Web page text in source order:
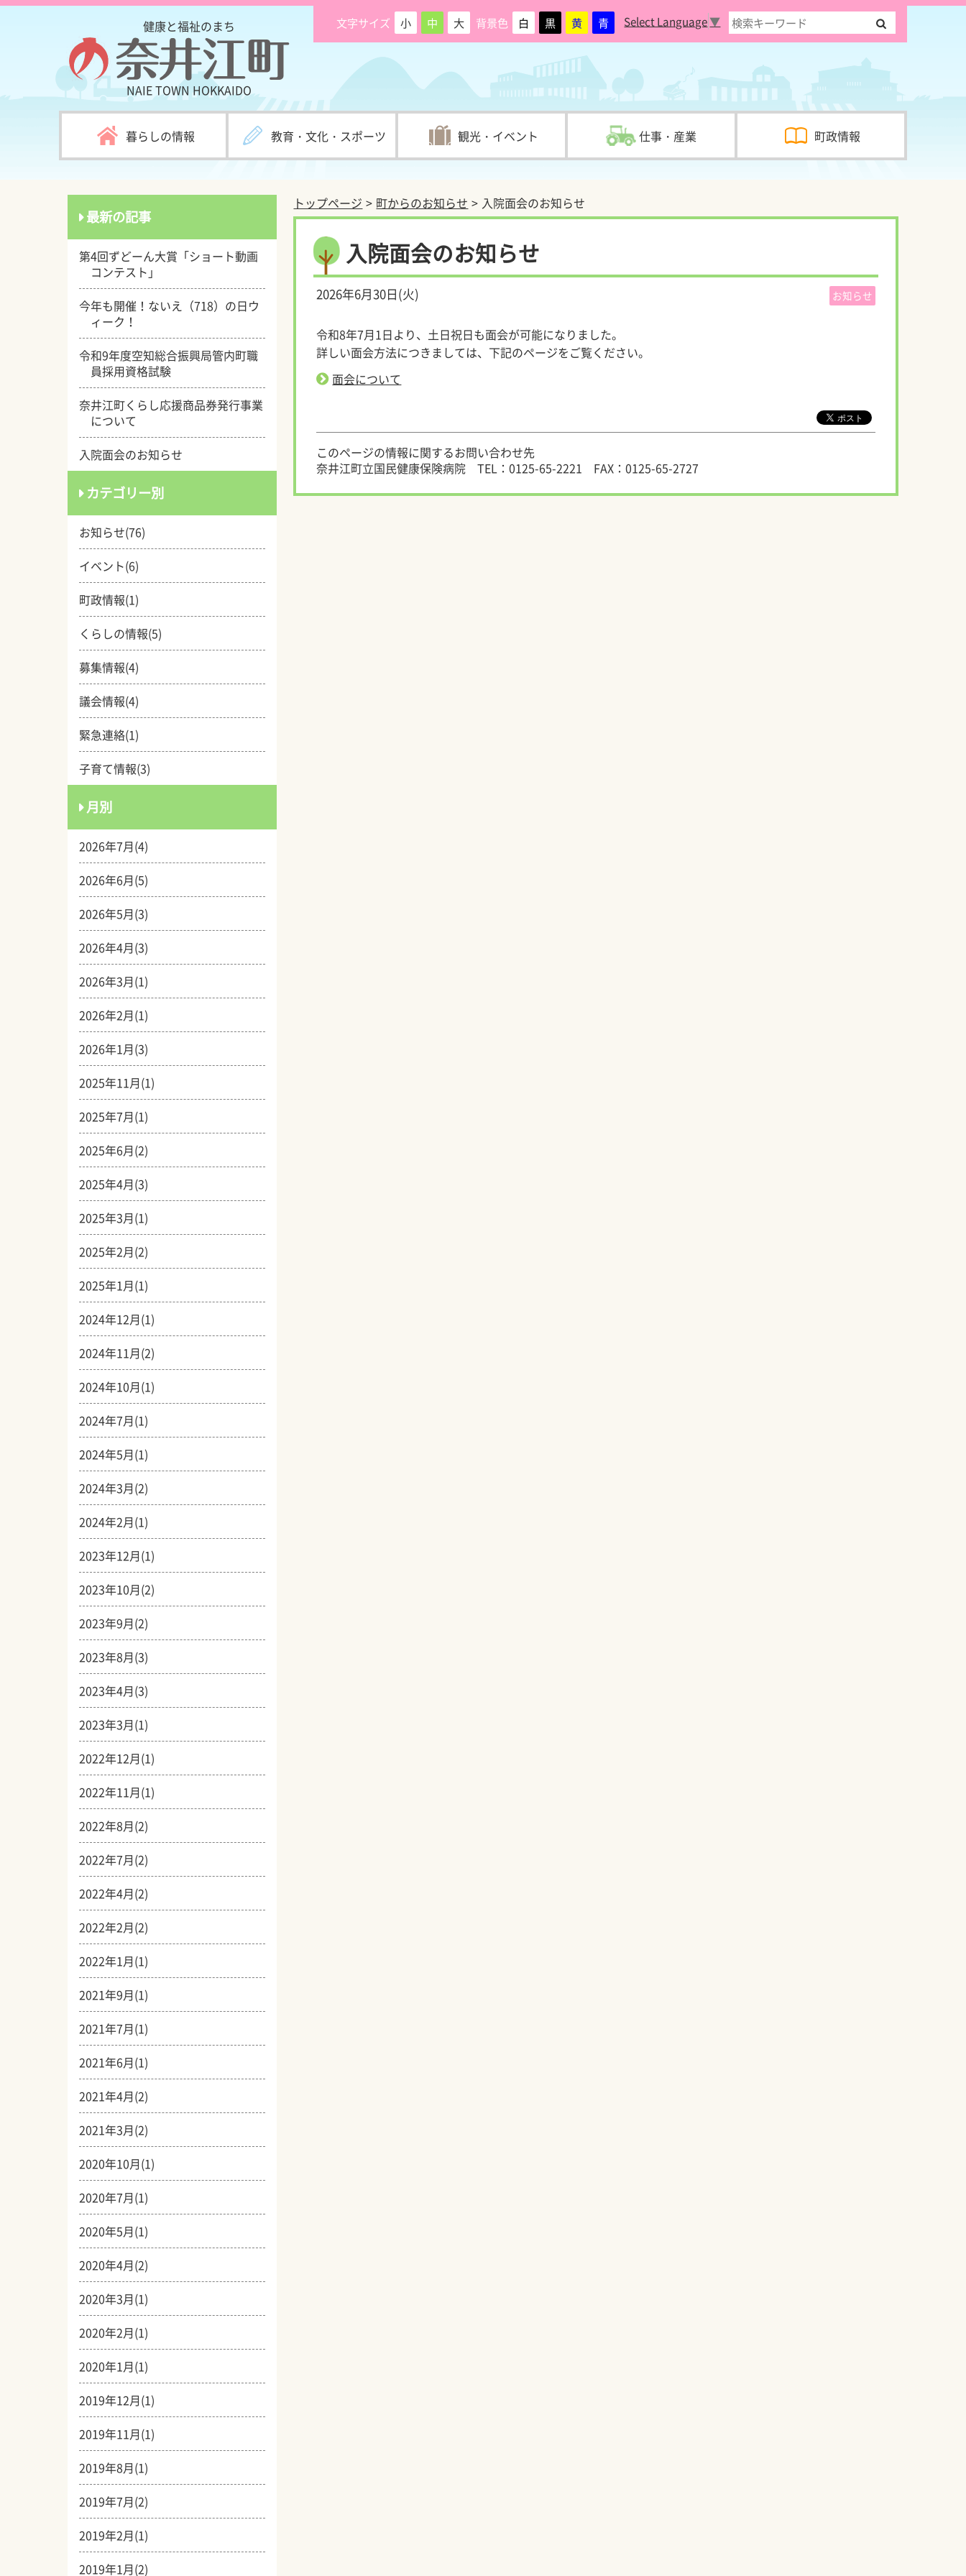
健康と福祉のまち
NAIE TOWNHOKKAIDO
文字サイズ 小 中 大 背景色 白 黒 黄 青 Select Language▼
暮らしの情報 教育・文化・スポーツ 観光・イベント 仕事・産業 町政情報
トップページ 町からのお知らせ 入院面会のお知らせ
入院面会のお知らせ
2026年6月30日(火) お知らせ
令和8年7月1日より、土日祝日も面会が可能になりました。
詳しい面会方法につきましては、下記のページをご覧ください。
面会について
このページの情報に関するお問い合わせ先
奈井江町立国民健康保険病院
TEL：0125-65-2221 FAX：0125-65-2727
最新の記事
第4回ずどーん大賞「ショート動画
コンテスト」
今年も開催！ないえ（718）の日ウ
ィーク！
令和9年度空知総合振興局管内町職
員採用資格試験
奈井江町くらし応援商品券発行事業
について
入院面会のお知らせ
カテゴリー別
お知らせ(76)
イベント(6)
町政情報(1)
くらしの情報(5)
募集情報(4)
議会情報(4)
緊急連絡(1)
子育て情報(3)
月別
2026年7月(4)
2026年6月(5)
2026年5月(3)
2026年4月(3)
2026年3月(1)
2026年2月(1)
2026年1月(3)
2025年11月(1)
2025年7月(1)
2025年6月(2)
2025年4月(3)
2025年3月(1)
2025年2月(2)
2025年1月(1)
2024年12月(1)
2024年11月(2)
2024年10月(1)
2024年7月(1)
2024年5月(1)
2024年3月(2)
2024年2月(1)
2023年12月(1)
2023年10月(2)
2023年9月(2)
2023年8月(3)
2023年4月(3)
2023年3月(1)
2022年12月(1)
2022年11月(1)
2022年8月(2)
2022年7月(2)
2022年4月(2)
2022年2月(2)
2022年1月(1)
2021年9月(1)
2021年7月(1)
2021年6月(1)
2021年4月(2)
2021年3月(2)
2020年10月(1)
2020年7月(1)
2020年5月(1)
2020年4月(2)
2020年3月(1)
2020年2月(1)
2020年1月(1)
2019年12月(1)
2019年11月(1)
2019年8月(1)
2019年7月(2)
2019年2月(1)
2019年1月(2)